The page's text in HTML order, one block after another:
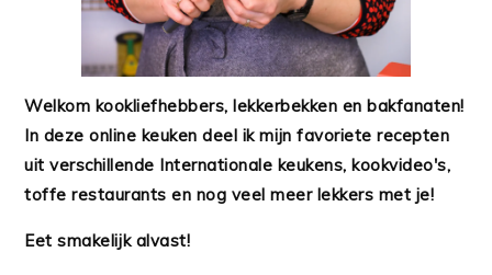
Welkom kookliefhebbers, lekkerbekken en bakfanaten!
In deze online keuken deel ik mijn favoriete recepten
uit verschillende Internationale keukens, kookvideo's,
toffe restaurants en nog veel meer lekkers met je!
Eet smakelijk alvast!